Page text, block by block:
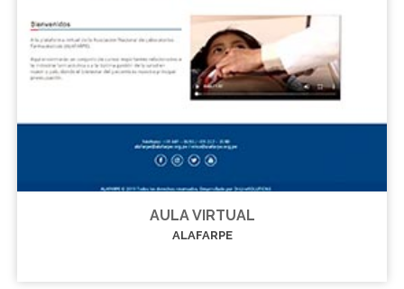
AULA VIRTUAL
ALAFARPE